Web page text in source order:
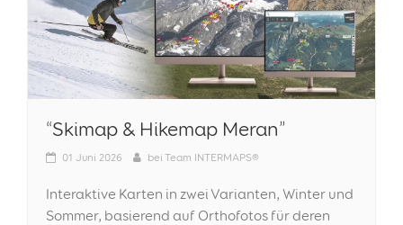
“Skimap & Hikemap Meran”
01 Juni 2026 bei Team INTERMAPS®
Interaktive Karten in zwei Varianten, Winter und
Sommer, basierend auf Orthofotos für deren